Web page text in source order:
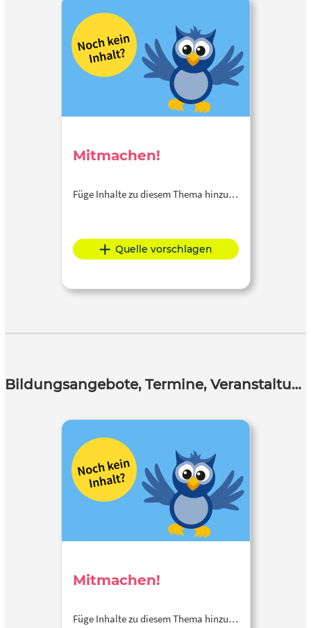
Mitmachen!
Füge Inhalte zu diesem Thema hinzu…
Quelle vorschlagen
Bildungsangebote, Termine, Veranstaltungen
Mitmachen!
Füge Inhalte zu diesem Thema hinzu…